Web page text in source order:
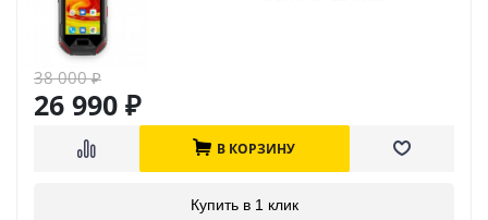
38 000₽
26 990 ₽
В КОРЗИНУ
Купить в 1 клик